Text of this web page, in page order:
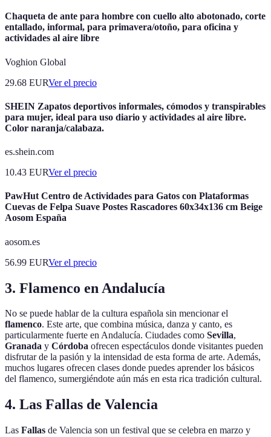
Chaqueta de ante para hombre con cuello alto abotonado, corte
entallado, informal, para primavera/otoño, para oficina y
actividades al aire libre
Voghion Global
29.68 EURVer el precio
SHEIN Zapatos deportivos informales, cómodos y transpirables
para mujer, ideal para uso diario y actividades al aire libre.
Color naranja/calabaza.
es.shein.com
10.43 EURVer el precio
PawHut Centro de Actividades para Gatos con Plataformas
Cuevas de Felpa Suave Postes Rascadores 60x34x136 cm Beige
Aosom España
aosom.es
56.99 EURVer el precio
3. Flamenco en Andalucía
No se puede hablar de la cultura española sin mencionar el
flamenco. Este arte, que combina música, danza y canto, es
particularmente fuerte en Andalucía. Ciudades como Sevilla,
Granada y Córdoba ofrecen espectáculos donde visitantes pueden
disfrutar de la pasión y la intensidad de esta forma de arte. Además,
muchos lugares ofrecen clases donde puedes aprender los básicos
del flamenco, sumergiéndote aún más en esta rica tradición cultural.
4. Las Fallas de Valencia
Las Fallas de Valencia son un festival que se celebra en marzo y